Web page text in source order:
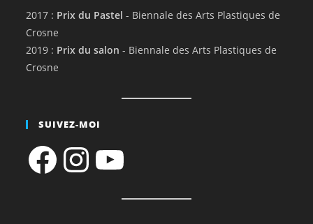
2017 : Prix du Pastel - Biennale des Arts Plastiques de
Crosne
2019 : Prix du salon - Biennale des Arts Plastiques de
Crosne
SUIVEZ-MOI
FacebookInstagramYouTube